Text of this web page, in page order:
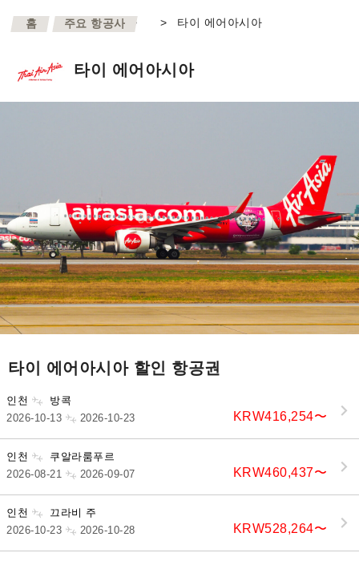
홈 >
주요 항공사 > 타이 에어아시아
타이 에어아시아
타이 에어아시아 할인 항공권
인천 방콕
KRW416,254〜
2026-10-13 2026-10-23
인천 쿠알라룸푸르
KRW460,437〜
2026-08-21 2026-09-07
인천 끄라비 주
KRW528,264〜
2026-10-23 2026-10-28